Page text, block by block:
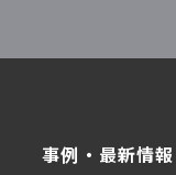
事例・最新情報